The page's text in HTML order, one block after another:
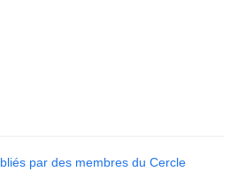
par des membres du Cercle